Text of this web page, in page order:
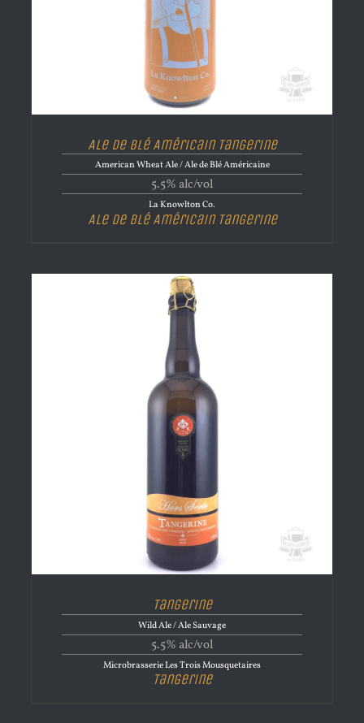
Ale de Blé Américain Tangerine
American Wheat Ale / Ale de Blé Américaine
5.5% alc/vol
La Knowlton Co.
Ale de Blé Américain Tangerine
Tangerine
Wild Ale / Ale Sauvage
5.5% alc/vol
Microbrasserie Les Trois Mousquetaires
Tangerine